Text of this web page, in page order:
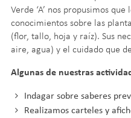
Verde ‘A’ nos propusimos
conocimientos sobre las
(flor, tallo, hoja y raíz). Sus
aire, agua) y el cuidado que
Algunas de nuestras
Indagar sobre saberes
Realizamos carteles y